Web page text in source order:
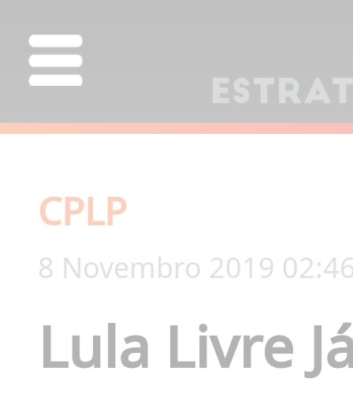
CPLP
8 Novembro 2019
Lula Livre